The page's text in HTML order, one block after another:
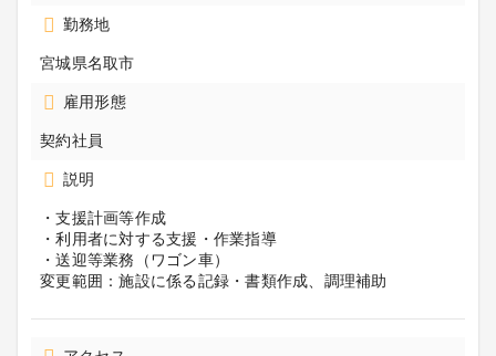
勤務地
宮城県名取市
雇用形態
契約社員
説明
・支援計画等作成
・利用者に対する支援・作業指導
・送迎等業務（ワゴン車）
変更範囲：施設に係る記録・書類作成、調理補助